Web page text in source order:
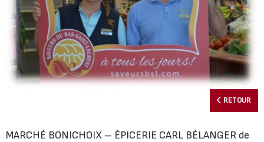
RETOUR
MARCHÉ BONICHOIX – ÉPICERIE CARL BÉLANGER de